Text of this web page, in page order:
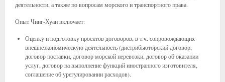
деятельности, а также по вопросам морского и транспортного права.
Опыт Чинг-Хуан включает:
Оценку и подготовку проектов договоров, в т.ч. сопровождающих
внешнеэкономическую деятельность (дистрибьюторский договор,
договор поставки, договор морской перевозки, договор об оказании
услуг, договор на выполнение функций иностранного изготовителя,
соглашение об урегулировании расходов).